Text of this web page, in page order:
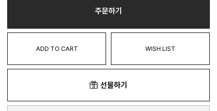
주문하기
ADD TO CART WISH LIST
선물하기